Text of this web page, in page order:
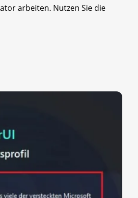
arbeiten. Nutzen Sie die